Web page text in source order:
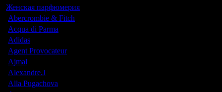
Женская парфюмерия
Abercrombie & Fitch
Acqua di Parma
Adidas
Agent Provocateur
Ajmal
Alexandre.J
Alla Pugachova